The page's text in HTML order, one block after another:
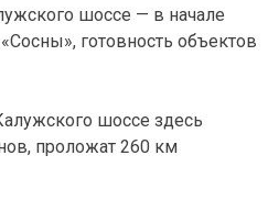
шоссе — в начале
готовность объектов
шоссе здесь
проложат 260 км